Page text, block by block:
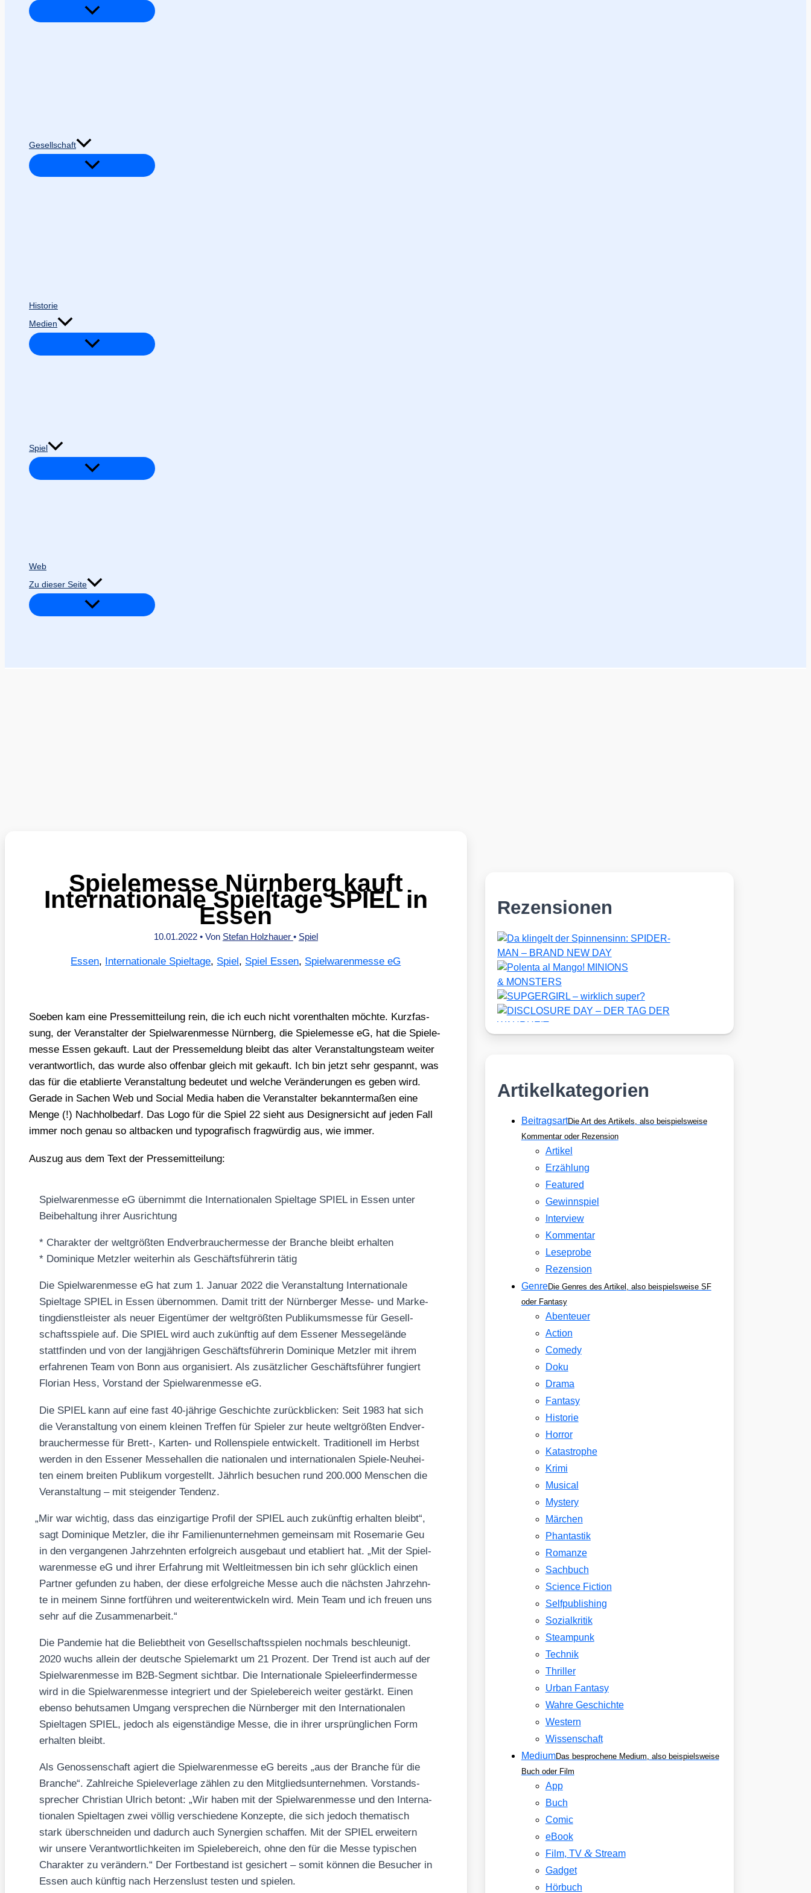
Gesellschaft
Historie
Medien
Spiel
Web
Zu dieser Seite
Spielemesse Nürnberg kauft
Internationale Spieltage SPIEL in
Essen
10.01.2022 • Von Stefan Holzhauer • Spiel
Essen, Internationale Spieltage, Spiel , Spiel Essen, Spielwarenmesse eG
Soeben kam eine Pres­se­mit­tei­lung rein, die ich euch nicht vor­ent­hal­ten möch­te. Kurz­fas­
sung, der Ver­an­stal­ter der Spiel­wa­ren­mes­se Nürn­berg, die Spie­le­mes­se eG, hat die Spie­le­
mes­se Essen gekauft. Laut der Pres­se­mel­dung bleibt das alter Ver­an­stal­tungs­team wei­ter
ver­ant­wort­lich, das wur­de also offen­bar gleich mit gekauft. Ich bin jetzt sehr gespannt, was
das für die eta­blier­te Ver­an­stal­tung bedeu­tet und wel­che Ver­än­de­run­gen es geben wird.
Gera­de in Sachen Web und Social Media haben die Ver­an­stal­ter bekann­ter­ma­ßen eine
Men­ge (!) Nach­hol­be­darf. Das Logo für die Spiel 22 sieht aus Desi­gner­sicht auf jeden Fall
immer noch genau so alt­ba­cken und typo­gra­fisch frag­wür­dig aus, wie immer.
Aus­zug aus dem Text der Pres­se­mit­tei­lung:
Spiel­wa­ren­mes­se eG über­nimmt die Inter­na­tio­na­len Spiel­ta­ge SPIEL in Essen unter
Bei­be­hal­tung ihrer Aus­rich­tung
* Cha­rak­ter der welt­größ­ten End­ver­brau­cher­mes­se der Bran­che bleibt erhal­ten
* Domi­ni­que Metz­ler wei­ter­hin als Geschäfts­füh­re­rin tätig
Die Spiel­wa­ren­mes­se eG hat zum 1. Janu­ar 2022 die Ver­an­stal­tung Inter­na­tio­na­le
Spiel­ta­ge SPIEL in Essen über­nom­men. Damit tritt der Nürn­ber­ger Mes­se- und Mar­ke­
ting­dienst­leis­ter als neu­er Eigen­tü­mer der welt­größ­ten Publi­kums­mes­se für Gesell­
schafts­spie­le auf. Die SPIEL wird auch zukünf­tig auf dem Esse­ner Mes­se­ge­län­de
statt­fin­den und von der lang­jäh­ri­gen Geschäfts­füh­re­rin Domi­ni­que Metz­ler mit ihrem
erfah­re­nen Team von Bonn aus orga­ni­siert. Als zusätz­li­cher Geschäfts­füh­rer fun­giert
Flo­ri­an Hess, Vor­stand der Spiel­wa­ren­mes­se eG.
Die SPIEL kann auf eine fast 40-jäh­ri­ge Geschich­te zurück­bli­cken: Seit 1983 hat sich
die Ver­an­stal­tung von einem klei­nen Tref­fen für Spie­ler zur heu­te welt­größ­ten End­ver­
brau­cher­mes­se für Brett‑, Kar­ten- und Rol­len­spie­le ent­wi­ckelt. Tra­di­tio­nell im Herbst
wer­den in den Esse­ner Mes­se­hal­len die natio­na­len und inter­na­tio­na­len Spie­le-Neu­hei­
ten einem brei­ten Publi­kum vor­ge­stellt. Jähr­lich besu­chen rund 200.000 Men­schen die
Ver­an­stal­tung – mit stei­gen­der Ten­denz.
„Mir war wich­tig, dass das ein­zig­ar­ti­ge Pro­fil der SPIEL auch zukünf­tig erhal­ten bleibt“,
sagt Domi­ni­que Metz­ler, die ihr Fami­li­en­un­ter­neh­men gemein­sam mit Rose­ma­rie Geu
in den ver­gan­ge­nen Jahr­zehn­ten erfolg­reich aus­ge­baut und eta­bliert hat. „Mit der Spiel­
wa­ren­mes­se eG und ihrer Erfah­rung mit Welt­leit­mes­sen bin ich sehr glück­lich einen
Part­ner gefun­den zu haben, der die­se erfolg­rei­che Mes­se auch die nächs­ten Jahr­zehn­
te in mei­nem Sin­ne fort­füh­ren und wei­ter­ent­wi­ckeln wird. Mein Team und ich freu­en uns
sehr auf die Zusam­men­ar­beit.“
Die Pan­de­mie hat die Beliebt­heit von Gesell­schafts­spie­len noch­mals beschleu­nigt.
2020 wuchs allein der deut­sche Spie­le­markt um 21 Pro­zent. Der Trend ist auch auf der
Spiel­wa­ren­mes­se im B2B-Seg­ment sicht­bar. Die Inter­na­tio­na­le Spie­leer­fin­der­mes­se
wird in die Spiel­wa­ren­mes­se inte­griert und der Spie­le­be­reich wei­ter gestärkt. Einen
eben­so behut­sa­men Umgang ver­spre­chen die Nürn­ber­ger mit den Inter­na­tio­na­len
Spiel­ta­gen SPIEL, jedoch als eigen­stän­di­ge Mes­se, die in ihrer ursprüng­li­chen Form
erhal­ten bleibt.
Als Genos­sen­schaft agiert die Spiel­wa­ren­mes­se eG bereits „aus der Bran­che für die
Bran­che“. Zahl­rei­che Spie­le­ver­la­ge zäh­len zu den Mit­glieds­un­ter­neh­men. Vor­stands­
spre­cher Chris­ti­an Ulrich betont: „Wir haben mit der Spiel­wa­ren­mes­se und den Inter­na­
tio­na­len Spiel­ta­gen zwei völ­lig ver­schie­de­ne Kon­zep­te, die sich jedoch the­ma­tisch
stark über­schnei­den und dadurch auch Syn­er­gien schaf­fen. Mit der SPIEL erwei­tern
wir unse­re Ver­ant­wort­lich­kei­ten im Spie­le­be­reich, ohne den für die Mes­se typi­schen
Cha­rak­ter zu ver­än­dern.“ Der Fort­be­stand ist gesi­chert – somit kön­nen die Besu­cher in
Essen auch künf­tig nach Her­zens­lust tes­ten und spie­len.
Rezensionen
Artikelkategorien
BeitragsartDie Art des Artikels, also beispielsweise
Kommentar oder Rezension
Artikel
Erzählung
Featured
Gewinnspiel
Interview
Kommentar
Leseprobe
Rezension
GenreDie Genres des Artikel, also beispielsweise SF
oder Fantasy
Abenteuer
Action
Comedy
Doku
Drama
Fantasy
Historie
Horror
Katastrophe
Krimi
Musical
Mystery
Märchen
Phantastik
Romanze
Sachbuch
Science Fiction
Selfpublishing
Sozialkritik
Steampunk
Technik
Thriller
Urban Fantasy
Wahre Geschichte
Western
Wissenschaft
MediumDas besprochene Medium, also beispielsweise
Buch oder Film
App
Buch
Comic
eBook
Film, TV &Stream
Gadget
Hörbuch